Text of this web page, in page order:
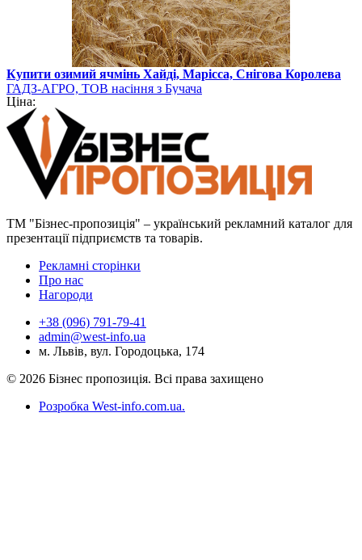
Купити озимий ячмінь Хайді, Марісса, Снігова Королева
ГАДЗ-АГРО, ТОВ насіння з Бучача
Ціна:
ТМ "Бізнес-пропозиція" – український рекламний каталог для
презентації підприємств та товарів.
Рекламні сторінки
Про нас
Нагороди
+38 (096) 791-79-41
admin@west-info.ua
м. Львів, вул. Городоцька, 174
© 2026 Бізнес пропозиція. Всі права захищено
Розробка West-info.com.ua.